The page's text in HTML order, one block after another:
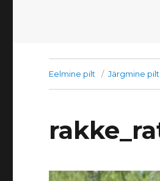
Eelmine pilt Järgmine pilt